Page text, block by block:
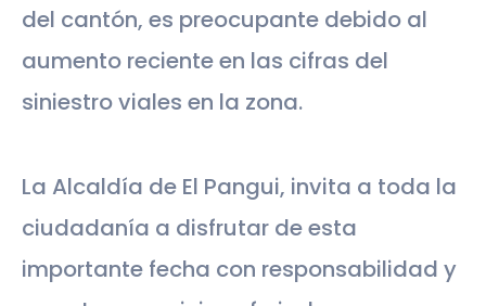
del cantón, es preocupante debido al
aumento reciente en las cifras del
siniestro viales en la zona.
La Alcaldía de El Pangui, invita a toda la
ciudadanía a disfrutar de esta
importante fecha con responsabilidad y